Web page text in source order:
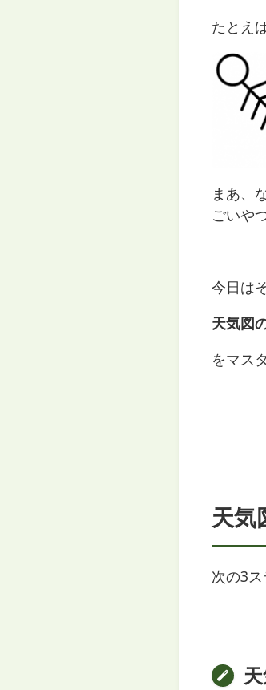
たとえ
まあ、
ごいや
今日は
天気図
をマス
天気
次の3ス